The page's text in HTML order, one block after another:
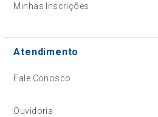
Minhas Inscrições
Atendimento
Fale Conosco
Ouvidoria